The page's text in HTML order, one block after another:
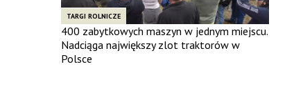
TARGI ROLNICZE
400 zabytkowych maszyn w jednym miejscu.
Nadciąga największy zlot traktorów w
Polsce